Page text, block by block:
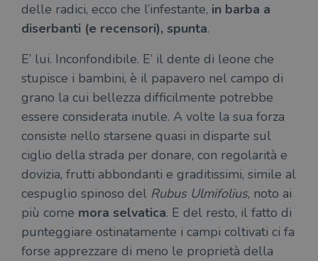
delle radici, ecco che l’infestante, in barba a
diserbanti (e recensori), spunta.
E’ lui. Inconfondibile. E’ il dente di leone che
stupisce i bambini, è il papavero nel campo di
grano la cui bellezza difficilmente potrebbe
essere considerata inutile. A volte la sua forza
consiste nello starsene quasi in disparte sul
ciglio della strada per donare, con regolarità e
dovizia, frutti abbondanti e graditissimi, simile al
cespuglio spinoso del Rubus Ulmifolius, noto ai
più come mora selvatica. E del resto, il fatto di
punteggiare ostinatamente i campi coltivati ci fa
forse apprezzare di meno le proprietà della